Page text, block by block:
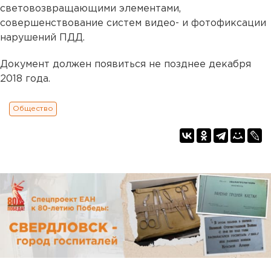
световозвращающими элементами,
совершенствование систем видео- и фотофиксации
нарушений ПДД.
Документ должен появиться не позднее декабря
2018 года.
Общество